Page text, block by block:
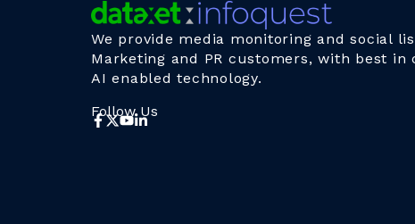
We provide media monitoring and social
Marketing and PR customers, with best in
AI enabled technology.
Follow Us